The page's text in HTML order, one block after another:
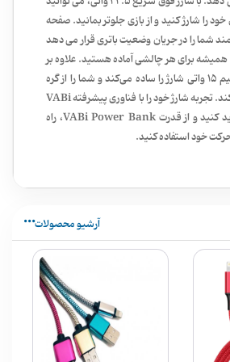
را شارژ کنید و از بازی جلوتر بمانید. صفحه
شما را در جریان وضعیت باتری قرار می دهد
برای هر چالشی آماده هستید. علاوه بر
این، شارژ سریع بی‌سیم 15 واتی شارژ را ساده می‌کند و شما را از گره
خوردن کابل‌ها رها می‌کند. تجربه شارژ خود را با فناوری پیشرفته VABi
ارتقا دهید. اکنون خرید کنید و از قدرت VABi Power Bank، راه
خود استفاده کنید.
آرشیو محصولات